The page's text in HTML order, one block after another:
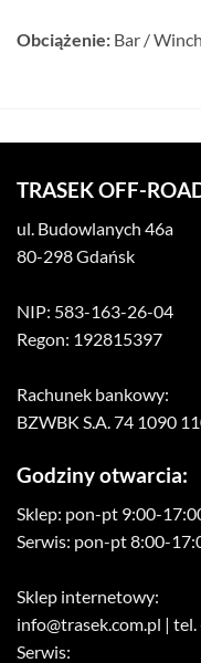
Obciążenie: Bar /
TRASEK OFF-
ul. Budowlanych 46a
80-298 Gdańsk
NIP: 583-163-26-04
Regon: 192815397
Rachunek bankowy:
BZWBK S.A. 74 1090
Godziny otwarcia:
Sklep: pon-pt 9:00-
Serwis: pon-pt 8:00-
Sklep internetowy:
info@trasek.com.pl |
Serwis: